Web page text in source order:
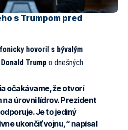
s Trumpom pred
hovoril s bývalým
Trump o dnešných
očakávame, že otvorí
úrovni lídrov. Prezident
Je to jediný
ukončiť vojnu,“ napísal